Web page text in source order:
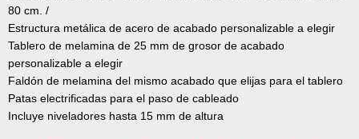
80 cm. /
Estructura metálica de acero de acabado personalizable a elegir
Tablero de melamina de 25 mm de grosor de acabado
personalizable a elegir
Faldón de melamina del mismo acabado que elijas para el tablero
Patas electrificadas para el paso de cableado
Incluye niveladores hasta 15 mm de altura